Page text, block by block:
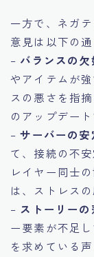
一方で、ネガ
意見は以下の通
– バランスの欠
やアイテムが
スの悪さを指
のアップデー
–サーバーの安
て、接続の不
レイヤー同士
は、ストレス
– ストーリーの
ー要素が不足
を求めている声